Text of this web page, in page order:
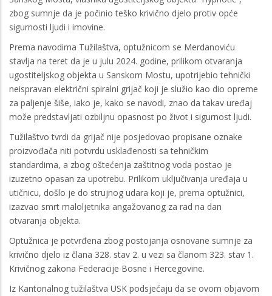
zbog sumnje da je počinio teško krivično djelo protiv opće
sigurnosti ljudi i imovine.
Prema navodima Tužilaštva, optužnicom se Merdanoviću
stavlja na teret da je u julu 2024. godine, prilikom otvaranja
ugostiteljskog objekta u Sanskom Mostu, upotrijebio tehnički
neispravan električni spiralni grijač koji je služio kao dio opreme
za paljenje šiše, iako je, kako se navodi, znao da takav uređaj
može predstavljati ozbiljnu opasnost po život i sigurnost ljudi.
Tužilaštvo tvrdi da grijač nije posjedovao propisane oznake
proizvođača niti potvrdu usklađenosti sa tehničkim
standardima, a zbog oštećenja zaštitnog voda postao je
izuzetno opasan za upotrebu. Prilikom uključivanja uređaja u
utičnicu, došlo je do strujnog udara koji je, prema optužnici,
izazvao smrt maloljetnika angažovanog za rad na dan
otvaranja objekta.
Optužnica je potvrđena zbog postojanja osnovane sumnje za
krivično djelo iz člana 328. stav 2. u vezi sa članom 323. stav 1.
Krivičnog zakona Federacije Bosne i Hercegovine.
Iz Kantonalnog tužilaštva USK podsjećaju da se ovom objavom